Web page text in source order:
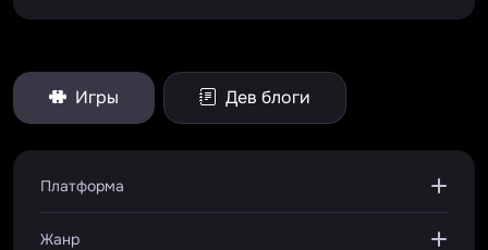
Игры Дев блоги
Платформа
Жанр